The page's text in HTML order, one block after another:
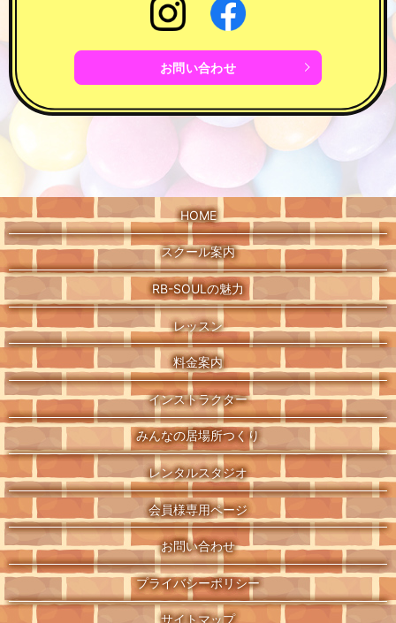
お問い合わせ
HOME
スクール案内
RB-SOULの魅力
レッスン
料金案内
インストラクター
みんなの居場所つくり
レンタルスタジオ
会員様専用ページ
お問い合わせ
プライバシーポリシー
サイトマップ